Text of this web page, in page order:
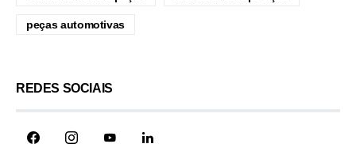
peças automotivas
REDES SOCIAIS